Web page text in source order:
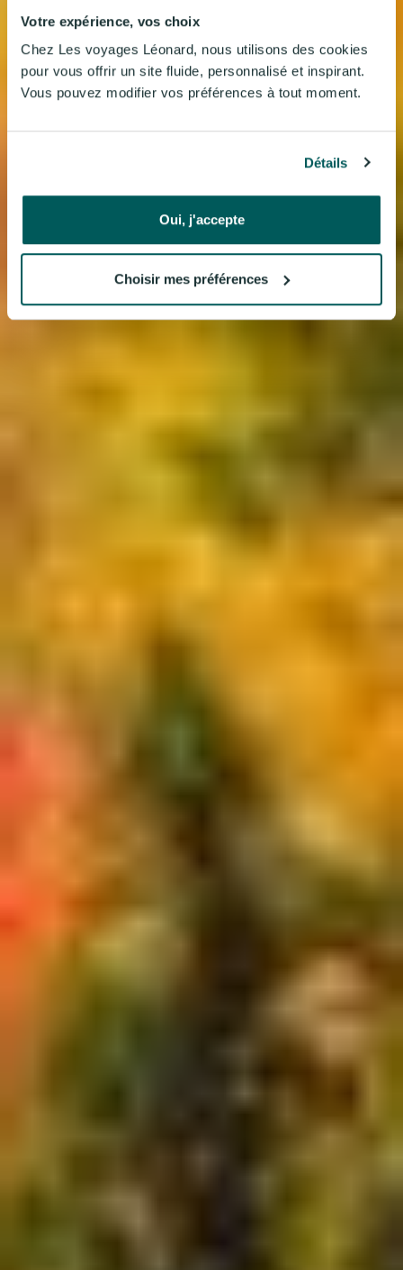
Votre expérience, vos choix
Chez Les voyages Léonard, nous utilisons des cookies
pour vous offrir un site fluide, personnalisé et inspirant.
Vous pouvez modifier vos préférences à tout moment.
Détails
Oui, j'accepte
Choisir mes préférences